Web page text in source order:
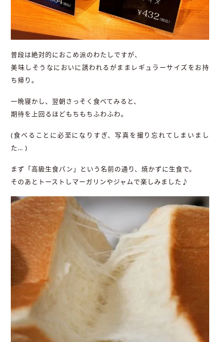
普段は絶対的におこめ派のわたしですが、
美味しそうなにおいに誘われるがままレギュラーサイズをお持
ち帰り。
一晩寝かし、翌朝さっそく食べてみると、
期待を上回るほどもちもちふわふわ。
(食べることに必至になりすぎ、写真を撮り忘れてしまいまし
た… )
まず「高級生食パン」という名前の通り、焼かずに生食で。
そのあとトーストしマーガリンやジャムで楽しみました♪